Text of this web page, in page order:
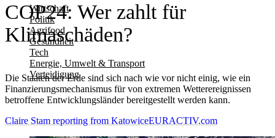
Wirtschaft
Politik
Agrifood
Gesundheit
Tech
Energie, Umwelt & Transport
Verteidigung
COP24: Wer zahlt für
Klimaschäden?
Die Staaten der Erde sind sich nach wie vor nicht einig, wie ein
Finanzierungsmechanismus für von extremen Wetterereignissen
betroffene Entwicklungsländer bereitgestellt werden kann.
Claire Stam reporting from KatowiceEURACTIV.com